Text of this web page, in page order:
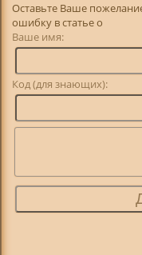
Оставьте Ваше
ошибку в статье о
Ваше имя:
Код (для знающих):